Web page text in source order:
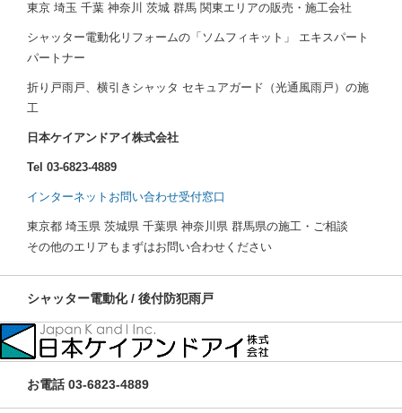
東京 埼玉 千葉 神奈川 茨城 群馬 関東エリアの販売・施工会社
シャッター電動化リフォームの「ソムフィキット」 エキスパート
パートナー
折り戸雨戸、横引きシャッタ セキュアガード（光通風雨戸）の施
工
日本ケイアンドアイ株式会社
Tel 03-6823-4889
インターネットお問い合わせ受付窓口
東京都 埼玉県 茨城県 千葉県 神奈川県 群馬県の施工・ご相談
その他のエリアもまずはお問い合わせください
シャッター電動化 / 後付防犯雨戸
お電話 03-6823-4889